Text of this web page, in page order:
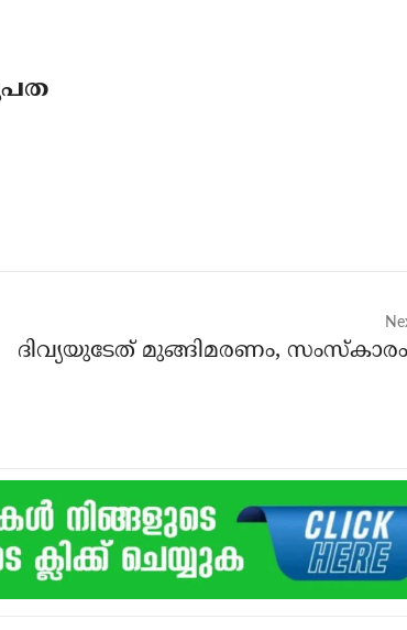
ദിവ്യയുടേത് മുങ്ങിമരണം,